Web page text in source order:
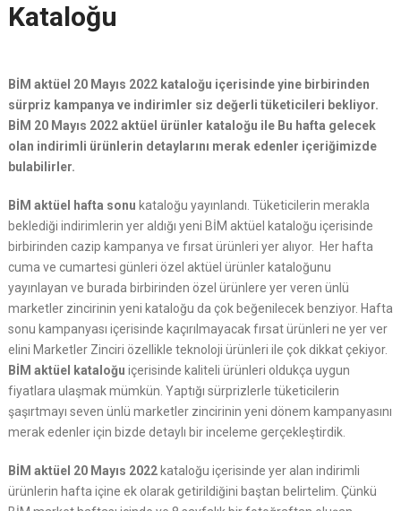
Kataloğu
BİM aktüel 20 Mayıs 2022 kataloğu içerisinde yine birbirinden
sürpriz kampanya ve indirimler siz değerli tüketicileri bekliyor.
BİM 20 Mayıs 2022 aktüel ürünler kataloğu ile Bu hafta gelecek
olan indirimli ürünlerin detaylarını merak edenler içeriğimizde
bulabilirler.
BİM aktüel hafta sonu kataloğu yayınlandı. Tüketicilerin merakla
beklediği indirimlerin yer aldığı yeni BİM aktüel kataloğu içerisinde
birbirinden cazip kampanya ve fırsat ürünleri yer alıyor. Her hafta
cuma ve cumartesi günleri özel aktüel ürünler kataloğunu
yayınlayan ve burada birbirinden özel ürünlere yer veren ünlü
marketler zincirinin yeni kataloğu da çok beğenilecek benziyor. Hafta
sonu kampanyası içerisinde kaçırılmayacak fırsat ürünleri ne yer ver
elini Marketler Zinciri özellikle teknoloji ürünleri ile çok dikkat çekiyor.
BİM aktüel kataloğu içerisinde kaliteli ürünleri oldukça uygun
fiyatlara ulaşmak mümkün. Yaptığı sürprizlerle tüketicilerin
şaşırtmayı seven ünlü marketler zincirinin yeni dönem kampanyasını
merak edenler için bizde detaylı bir inceleme gerçekleştirdik.
BİM aktüel 20 Mayıs 2022kataloğu içerisinde yer alan indirimli
ürünlerin hafta içine ek olarak getirildiğini baştan belirtelim. Çünkü